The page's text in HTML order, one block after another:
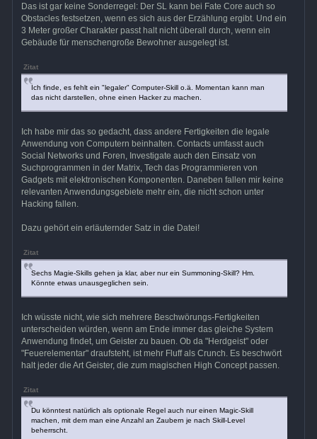
Das ist gar keine Sonderregel: Der SL kann bei Fate Core auch so
Obstacles festsetzen, wenn es sich aus der Erzählung ergibt. Und ein
3 Meter großer Charakter passt halt nicht überall durch, wenn ein
Gebäude für menschengroße Bewohner ausgelegt ist.
Zitat
Ich finde, es fehlt ein "legaler" Computer-Skill o.ä. Momentan kann man
das nicht darstellen, ohne einen Hacker zu machen.
Ich habe mir das so gedacht, dass andere Fertigkeiten die legale
Anwendung von Computern beinhalten. Contacts umfasst auch
Social Networks und Foren, Investigate auch den Einsatz von
Suchprogrammen in der Matrix, Tech das Programmieren von
Gadgets mit elektronischen Komponenten. Daneben fallen mir keine
relevanten Anwendungsgebiete mehr ein, die nicht schon unter
Hacking fallen.
Dazu gehört ein erläuternder Satz in die Datei!
Zitat
Sechs Magie-Skills gehen ja klar, aber nur ein Summoning-Skill? Hm.
Könnte etwas unausgeglichen sein.
Ich wüsste nicht, wie sich mehrere Beschwörungs-Fertigkeiten
unterscheiden würden, wenn am Ende immer das gleiche System
Anwendung findet, um Geister zu bauen. Ob da "Herdgeist" oder
"Feuerelementar" draufsteht, ist mehr Fluff als Crunch. Es beschwört
halt jeder die Art Geister, die zum magischen High Concept passen.
Zitat
Du könntest natürlich als optionale Regel auch nur einen Magic-Skill
machen, mit dem man eine Anzahl an Zaubern je nach Skill-Level
beherrscht.